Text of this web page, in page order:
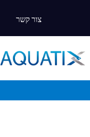
צור קשר